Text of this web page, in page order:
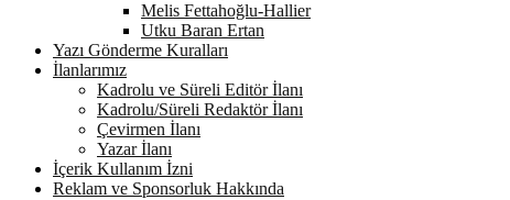
Melis Fettahoğlu-Hallier
Utku Baran Ertan
Yazı Gönderme Kuralları
İlanlarımız
Kadrolu ve Süreli Editör İlanı
Kadrolu/Süreli Redaktör İlanı
Çevirmen İlanı
Yazar İlanı
İçerik Kullanım İzni
Reklam ve Sponsorluk Hakkında